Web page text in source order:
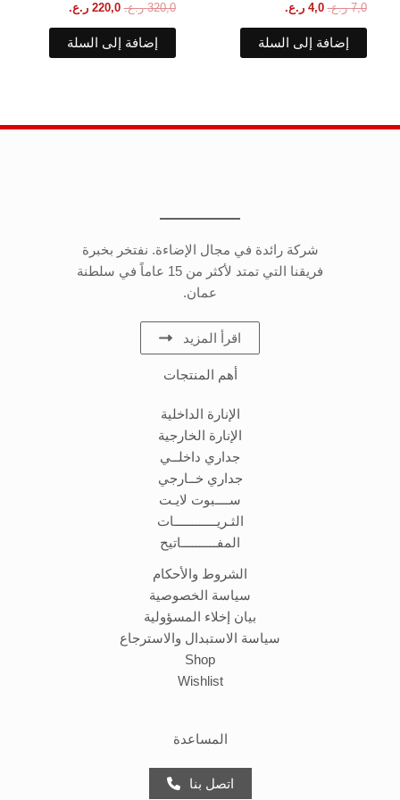
7,0 ر.ع. 4,0 ر.ع.
إضافة إلى السلة
320,0 ر.ع. 220,0 ر.ع.
إضافة إلى السلة
شركة رائدة في مجال الإضاءة. نفتخر بخبرة
فريقنا التي تمتد لأكثر من 15 عاماً في سلطنة
عمان.
اقرأ المزيد
أهم المنتجات
الإنارة الداخلية
الإنارة الخارجية
جداري داخلــي
جداري خــارجي
ســــبوت لايـت
الثـريــــــــــــات
المفــــــــــاتيح
الشروط والأحكام
سياسة الخصوصية
بيان إخلاء المسؤولية
سياسة الاستبدال والاسترجاع
Shop
Wishlist
المساعدة
اتصل بنا